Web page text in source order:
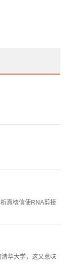
真核信使RNA剪接
华大学，这又意味